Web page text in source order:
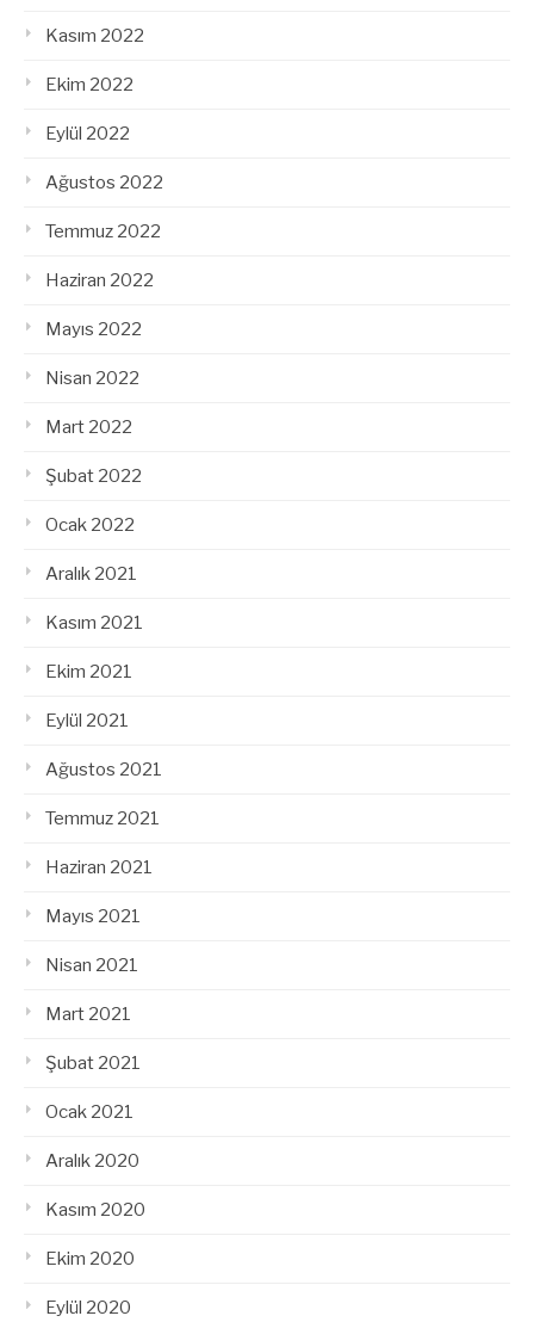
Kasım 2022
Ekim 2022
Eylül 2022
Ağustos 2022
Temmuz 2022
Haziran 2022
Mayıs 2022
Nisan 2022
Mart 2022
Şubat 2022
Ocak 2022
Aralık 2021
Kasım 2021
Ekim 2021
Eylül 2021
Ağustos 2021
Temmuz 2021
Haziran 2021
Mayıs 2021
Nisan 2021
Mart 2021
Şubat 2021
Ocak 2021
Aralık 2020
Kasım 2020
Ekim 2020
Eylül 2020